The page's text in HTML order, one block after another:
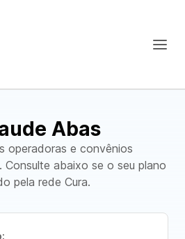
Abas
operadoras e convênios
abaixo se o seu plano
pela rede Cura.